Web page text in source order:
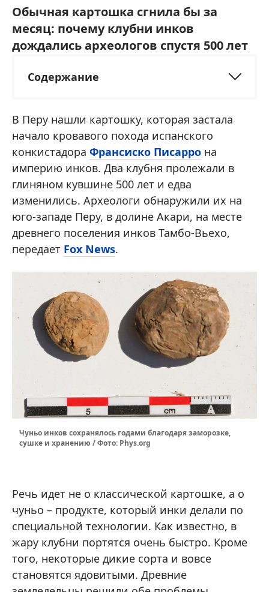
Обычная картошка сгнила бы за
месяц: почему клубни инков
дождались археологов спустя 500 лет
Содержание
В Перу нашли картошку, которая застала
начало кровавого похода испанского
конкистадора Франсиско Писарро на
империю инков. Два клубня пролежали в
глиняном кувшине 500 лет и едва
изменились. Археологи обнаружили их на
юго-западе Перу, в долине Акари, на месте
древнего поселения инков Тамбо-Вьехо,
передает Fox News.
Чуньо инков сохранялось годами благодаря заморозке,
сушке и хранению / Фото: Phys.org
Речь идет не о классической картошке, а о
чуньо – продукте, который инки делали по
специальной технологии. Как известно, в
жару клубни портятся очень быстро. Кроме
того, некоторые дикие сорта и вовсе
становятся ядовитыми. Древние